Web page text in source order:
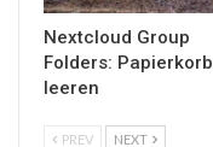
Nextcloud Group
Folders: Papierkorb
leeren
PREV NEXT